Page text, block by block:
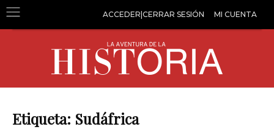
ACCEDER|CERRAR SESIÓN MI CUENTA
Etiqueta: Sudáfrica